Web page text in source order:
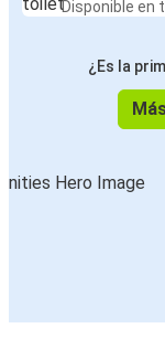
Disponible en
¿Es la